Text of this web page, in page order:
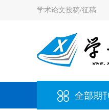
学术论文投稿/征稿
全部期